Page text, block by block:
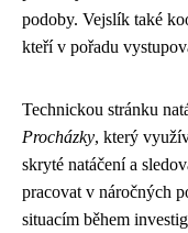
podoby. Vejslík také
kteří v pořadu
Technickou stránku
Procházky, který
skryté natáčení a
pracovat v náročných
situacím během